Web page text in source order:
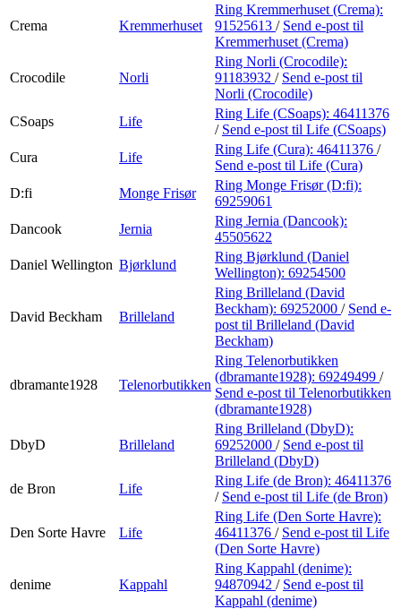
Crema Kremmerhuset
Ring Kremmerhuset (Crema):
91525613 / Send e-post til
Kremmerhuset (Crema)
Crocodile Norli
Ring Norli (Crocodile):
91183932 / Send e-post til
Norli (Crocodile)
CSoaps
Life
Ring Life (CSoaps): 46411376
/ Send e-post til Life (CSoaps)
Cura
Life
Ring Life (Cura): 46411376 /
Send e-post til Life (Cura)
D:fi
Monge Frisør
Ring Monge Frisør (D:fi):
69259061
Dancook
Jernia
Ring Jernia (Dancook):
45505622
Daniel Wellington Bjørklund
Ring Bjørklund (Daniel
Wellington): 69254500
David Beckham Brilleland
Ring Brilleland (David
Beckham): 69252000 / Send e-
post til Brilleland (David
Beckham)
dbramante1928 Telenorbutikken
Ring Telenorbutikken
(dbramante1928): 69249499 /
Send e-post til Telenorbutikken
(dbramante1928)
DbyD Brilleland
Ring Brilleland (DbyD):
69252000 / Send e-post til
Brilleland (DbyD)
de Bron
Life
Ring Life (de Bron): 46411376
/ Send e-post til Life (de Bron)
Den Sorte Havre Life
Ring Life (Den Sorte Havre):
46411376 / Send e-post til Life
(Den Sorte Havre)
denime Kappahl
Ring Kappahl (denime):
94870942 / Send e-post til
Kappahl (denime)